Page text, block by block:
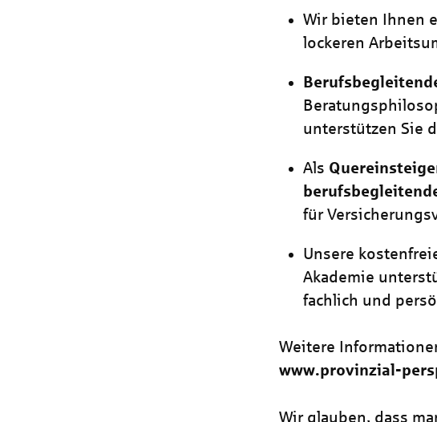
Wir bieten Ihnen
lockeren
unterstützen Sie
Als
für
Unsere
Akademie
fachlich und
Weitere
www.provinzial-
Wir glauben, dass